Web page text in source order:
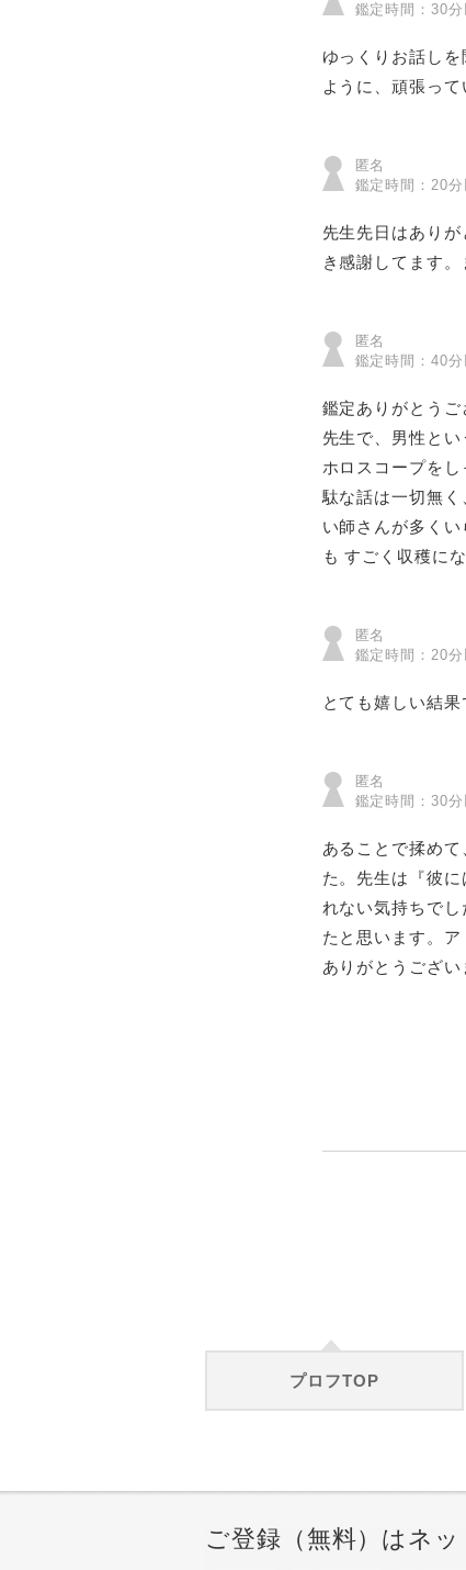
鑑定時間：30
ゆっくりお話し
ように、頑張っ
匿名
鑑定時間：20
先生先日はあり
き感謝してます。
匿名
鑑定時間：40
鑑定ありがとう
先生で、男性と
ホロスコープを
駄な話は一切無
い師さんが多く
も すごく収穫に
匿名
鑑定時間：20
とても嬉しい結
匿名
鑑定時間：30
あることで揉め
た。先生は『彼
れない気持ちで
たと思います。
ありがとうござい
プロフTOP
ご登録（無料）はネ